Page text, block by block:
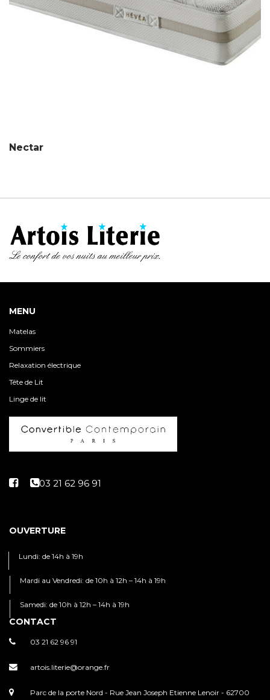
Nectar
MENU
Matelas
Sommiers
Relaxation électrique
Tête de Lit
Linge de lit
OUVERTURE
Lundi: de 14h à 19h
Mardi au Vendredi: de 10h à 12h – 14h à 19h
Samedi: de 10h à 12h – 14h à 19h
CONTACT
03 21 62 96 91
artois.literie@orange.fr
Parc de la porte Nord - Rue Jean Joseph Etienne Lenoir - 62700